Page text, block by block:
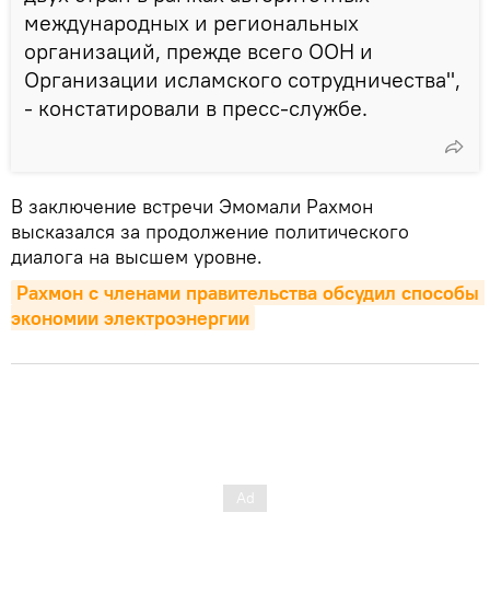
международных и региональных
организаций, прежде всего ООН и
Организации исламского сотрудничества",
- констатировали в пресс-службе.
В заключение встречи Эмомали Рахмон
высказался за продолжение политического
диалога на высшем уровне.
Рахмон с членами правительства обсудил способы
экономии электроэнергии